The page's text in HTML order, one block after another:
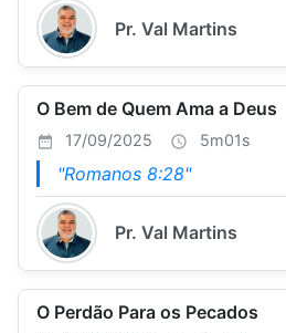
Pr. Val Martins
O Bem de Quem Ama a Deus
17/09/2025 5m01s
"Romanos 8:28"
Pr. Val Martins
O Perdão Para os Pecados